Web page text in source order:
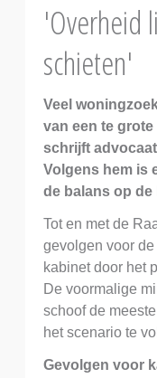
'Overheid
schieten'
Veel
van een te
schrijft
Volgens hem is
de balans op
Tot en met de
gevolgen voor
kabinet door het
De voormalige
schoof de
het scenario te
Gevolgen voor